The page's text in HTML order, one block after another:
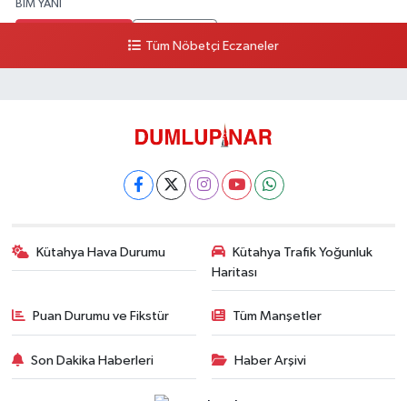
BİM YANI
Tüm Nöbetçi Eczaneler
Kütahya Hava Durumu
Kütahya Trafik Yoğunluk
Haritası
Puan Durumu ve Fikstür Tüm Manşetler
Son Dakika Haberleri Haber Arşivi